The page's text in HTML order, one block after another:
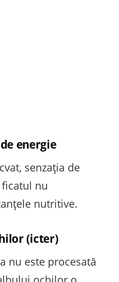
energie
senzația de
nu
nutritive.
(icter)
nu este procesată